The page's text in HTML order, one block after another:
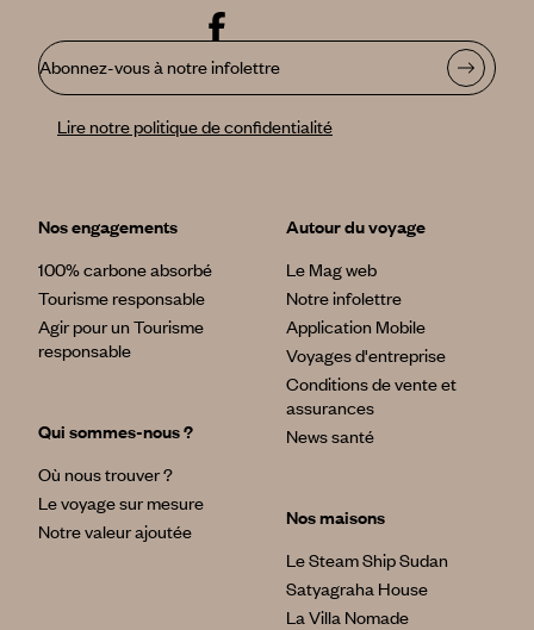
Abonnez-vous à notre infolettre
Lire notre politique de confidentialité
Nos engagements
100% carbone absorbé
Tourisme responsable
Agir pour un Tourisme
responsable
Qui sommes-nous ?
Où nous trouver ?
Le voyage sur mesure
Notre valeur ajoutée
Autour du voyage
Le Mag web
Notre infolettre
Application Mobile
Voyages d'entreprise
Conditions de vente et
assurances
News santé
Nos maisons
Le Steam Ship Sudan
Satyagraha House
La Villa Nomade